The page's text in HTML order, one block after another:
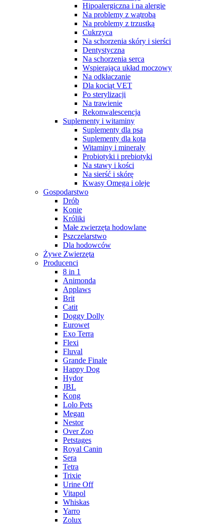
Hipoalergiczna i na alergie
Na problemy z wątrobą
Na problemy z trzustką
Cukrzyca
Na schorzenia skóry i sierści
Dentystyczna
Na schorzenia serca
Wspierająca układ moczowy
Na odkłaczanie
Dla kociąt VET
Po sterylizacji
Na trawienie
Rekonwalescencja
Suplementy i witaminy
Suplementy dla psa
Suplementy dla kota
Witaminy i minerały
Probiotyki i prebiotyki
Na stawy i kości
Na sierść i skórę
Kwasy Omega i oleje
Gospodarstwo
Drób
Konie
Króliki
Małe zwierzęta hodowlane
Pszczelarstwo
Dla hodowców
Żywe Zwierzęta
Producenci
8 in 1
Animonda
Applaws
Brit
Catit
Doggy Dolly
Eurowet
Exo Terra
Flexi
Fluval
Grande Finale
Happy Dog
Hydor
JBL
Kong
Lolo Pets
Megan
Nestor
Over Zoo
Petstages
Royal Canin
Sera
Tetra
Trixie
Urine Off
Vitapol
Whiskas
Yarro
Zolux